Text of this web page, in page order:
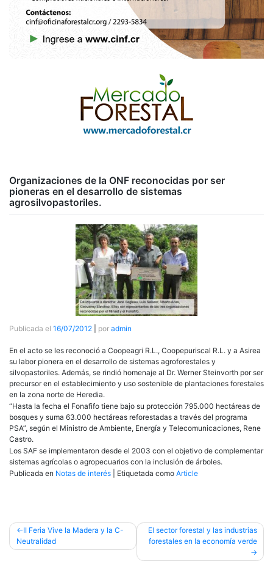
Organizaciones de la ONF reconocidas por ser
pioneras en el desarrollo de sistemas
agrosilvopastoriles.
Publicada el 16/07/2012 por admin
En el acto se les reconoció a Coopeagri R.L., Coopepuriscal R.L. y a Asirea
su labor pionera en el desarrollo de sistemas agroforestales y
silvopastoriles. Además, se rindió homenaje al Dr. Werner Steinvorth por ser
precursor en el establecimiento y uso sostenible de plantaciones forestales
en la zona norte de Heredia.
“Hasta la fecha el Fonafifo tiene bajo su protección 795.000 hectáreas de
bosques y suma 63.000 hectáreas reforestadas a través del programa
PSA”, según el Ministro de Ambiente, Energía y Telecomunicaciones, Rene
Castro.
Los SAF se implementaron desde el 2003 con el objetivo de complementar
sistemas agrícolas o agropecuarios con la inclusión de árboles.
Publicada en Notas de interés Etiquetada como Article
Navegación
de
II Feria Vive la Madera y la C-
Neutralidad
El sector forestal y las industrias
forestales en la economía verde